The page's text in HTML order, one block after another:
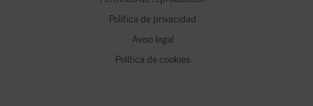
Política de privacidad
Aviso legal
Política de cookies